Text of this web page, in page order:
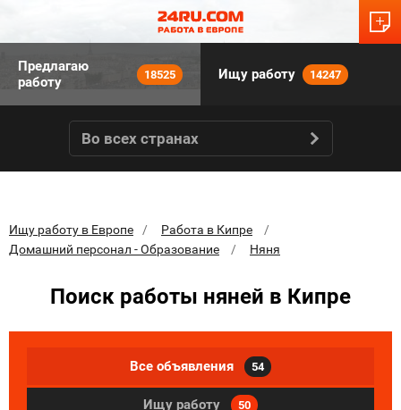
Предлагаю
работу
18525 Ищу работу 14247
Во всех странах
Ищу работу в Европе
Работа в Кипре
Домашний персонал - Образование
Няня
Поиск работы няней в Кипре
Все объявления 54
Ищу работу 50